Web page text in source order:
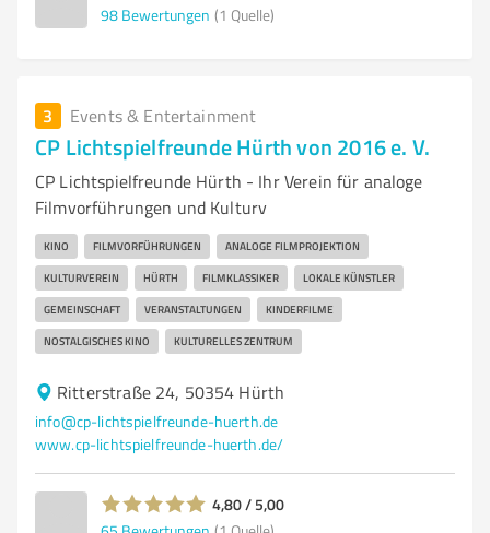
98 Bewertungen (1 Quelle)
3 Events & Entertainment
CP Lichtspielfreunde Hürth von 2016 e. V.
CP Lichtspielfreunde Hürth - Ihr Verein für analoge
Filmvorführungen und Kulturv
KINO FILMVORFÜHRUNGEN ANALOGE FILMPROJEKTION
KULTURVEREIN HÜRTH FILMKLASSIKER LOKALE KÜNSTLER
GEMEINSCHAFT VERANSTALTUNGEN KINDERFILME
NOSTALGISCHES KINO KULTURELLES ZENTRUM
Ritterstraße 24, 50354 Hürth
info@cp-lichtspielfreunde-huerth.de
www.cp-lichtspielfreunde-huerth.de/
4,80 / 5,00